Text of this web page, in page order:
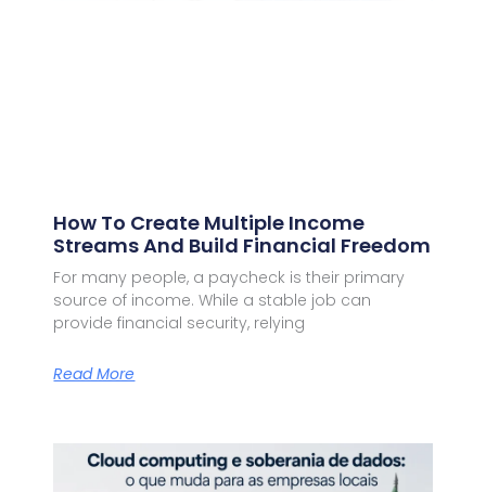
How To Create Multiple Income
Streams And Build Financial Freedom
For many people, a paycheck is their primary
source of income. While a stable job can
provide financial security, relying
Read More